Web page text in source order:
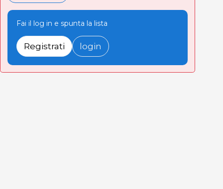
Fai il log in e spunta la lista
Registrati login